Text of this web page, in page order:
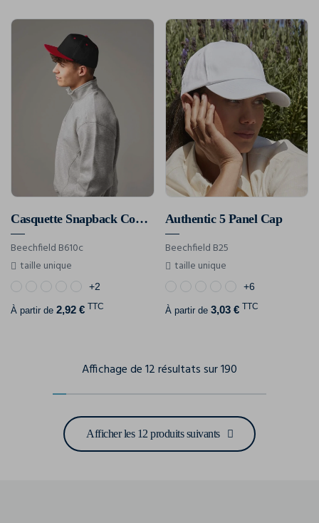
Casquette Snapback Contrastée - 5 Panneaux
Beechfield B610c
taille unique
+2
À partir de 2,92 € TTC
Authentic 5 Panel Cap
Beechfield B25
taille unique
+6
À partir de 3,03 € TTC
Affichage de 12 résultats sur 190
Afficher les 12 produits suivants